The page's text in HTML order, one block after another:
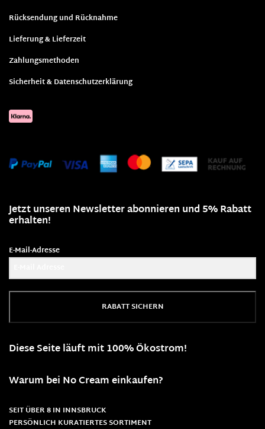
Rücksendung und Rücknahme
Lieferung & Lieferzeit
Zahlungsmethoden
Sicherheit & Datenschutzerklärung
Jetzt unseren Newsletter abonnieren und 5% Rabatt
erhalten!
E-Mail-Adresse
RABATT SICHERN
Diese Seite läuft mit 100% Ökostrom!
Warum bei No Cream einkaufen?
SEIT ÜBER 8 IN INNSBRUCK
PERSÖNLICH KURATIERTES SORTIMENT